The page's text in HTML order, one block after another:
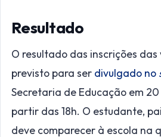
Resultado
O resultado das inscrições
previsto para ser divulgado no
Secretaria de Educação em
partir das 18h. O estudante,
deve comparecer à escola na